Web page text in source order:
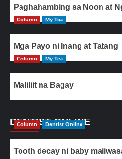
Paghahambing sa Noon at
Column My Tea
Mga Payo ni Inang at Tatang
Column My Tea
Maliliit na Bagay
DENTIST ONLINE
Column Dentist Online
Tooth decay ni baby